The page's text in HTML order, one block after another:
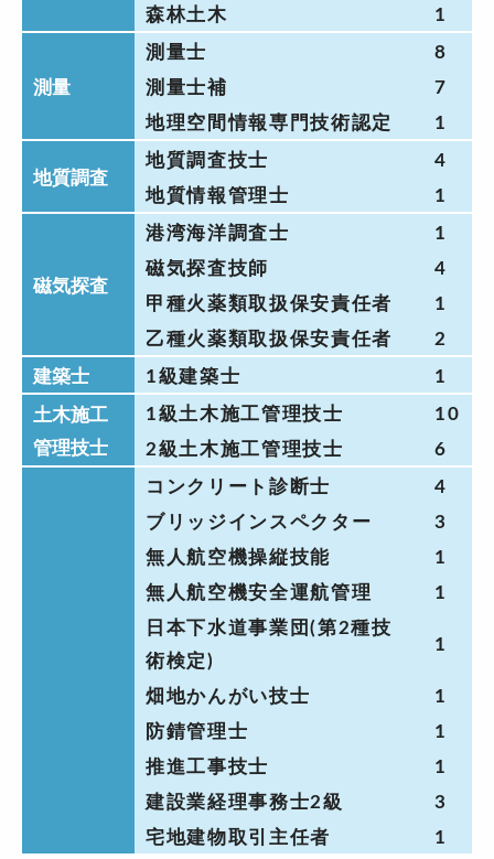
森林土木
1
測量
測量士
8
測量士補
7
地理空間情報専門技術認定
1
地質調査
地質調査技士
4
地質情報管理士
1
磁気探査
港湾海洋調査士
1
磁気探査技師
4
甲種火薬類取扱保安責任者
1
乙種火薬類取扱保安責任者
2
建築士
1級建築士
1
土木施工
管理技士
1級土木施工管理技士
10
2級土木施工管理技士
6
コンクリート診断士
4
ブリッジインスペクター
3
無人航空機操縦技能
1
無人航空機安全運航管理
1
日本下水道事業団(第2種技
術検定)
1
畑地かんがい技士
1
防錆管理士
1
推進工事技士
1
建設業経理事務士2級
3
宅地建物取引主任者
1